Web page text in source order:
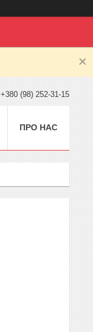
+380 (98) 252-31-15
ПРО НАС